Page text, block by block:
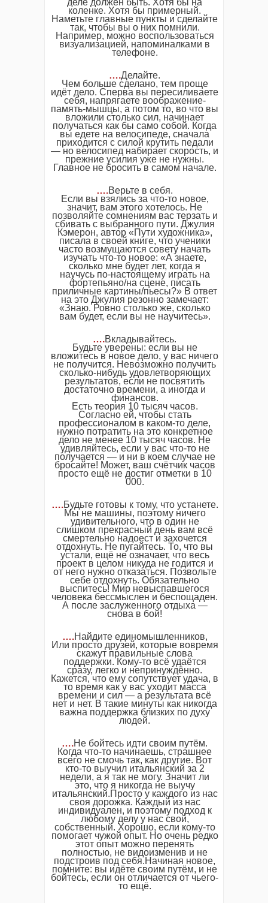
деле должен быть. Хотя бы на
коленке. Хотя бы примерный.
Наметьте главные пункты и сделайте
так, чтобы вы о них помнили.
Например, можно воспользоваться
визуализацией, напоминалками в
телефоне.
….Делайте.
Чем больше сделано, тем проще
идёт дело. Сперва вы пересиливаете
себя, напрягаете воображение-
память-мышцы, а потом то, во что вы
вложили столько сил, начинает
получаться как бы само собой. Когда
вы едете на велосипеде, сначала
приходится с силой крутить педали
— но велосипед набирает скорость, и
прежние усилия уже не нужны.
Главное не бросить в самом начале.
….Верьте в себя.
Если вы взялись за что-то новое,
значит, вам этого хотелось. Не
позволяйте сомнениям вас терзать и
сбивать с выбранного пути. Джулия
Кэмерон, автор «Пути художника»,
писала в своей книге, что ученики
часто возмущаются совету начать
изучать что-то новое: «А знаете,
сколько мне будет лет, когда я
научусь по-настоящему играть на
фортепьяно/на сцене, писать
приличные картины/пьесы?» В ответ
на это Джулия резонно замечает:
«Знаю. Ровно столько же, сколько
вам будет, если вы не научитесь».
….Вкладывайтесь.
Будьте уверены: если вы не
вложитесь в новое дело, у вас ничего
не получится. Невозможно получить
сколько-нибудь удовлетворяющих
результатов, если не посвятить
достаточно времени, а иногда и
финансов.
Есть теория 10 тысяч часов.
Согласно ей, чтобы стать
профессионалом в каком-то деле,
нужно потратить на это конкретное
дело не менее 10 тысяч часов. Не
удивляйтесь, если у вас что-то не
получается — и ни в коем случае не
бросайте! Может, ваш счётчик часов
просто ещё не достиг отметки в 10
000.
….Будьте готовы к тому, что устанете.
Мы не машины, поэтому ничего
удивительного, что в один не
слишком прекрасный день вам всё
смертельно надоест и захочется
отдохнуть. Не пугайтесь. То, что вы
устали, ещё не означает, что весь
проект в целом никуда не годится и
от него нужно отказаться. Позвольте
себе отдохнуть. Обязательно
выспитесь! Мир невыспавшегося
человека бессмыслен и беспощаден.
А после заслуженного отдыха —
снова в бой!
….Найдите единомышленников,
Или просто друзей, которые вовремя
скажут правильные слова
поддержки. Кому-то всё удаётся
сразу, легко и непринуждённо.
Кажется, что ему сопутствует удача, в
то время как у вас уходит масса
времени и сил — а результата всё
нет и нет. В такие минуты как никогда
важна поддержка близких по духу
людей.
….Не бойтесь идти своим путём.
Когда что-то начинаешь, страшнее
всего не смочь так, как другие. Вот
кто-то выучил итальянский за 2
недели, а я так не могу. Значит ли
это, что я никогда не выучу
итальянский.Просто у каждого из нас
своя дорожка. Каждый из нас
индивидуален, и поэтому подход к
любому делу у нас свой,
собственный. Хорошо, если кому-то
помогает чужой опыт. Но очень редко
этот опыт можно перенять
полностью, не видоизменив и не
подстроив под себя.Начиная новое,
помните: вы идёте своим путём, и не
бойтесь, если он отличается от чьего-
то ещё.